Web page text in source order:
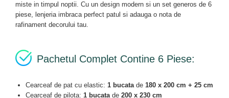
miste in timpul noptii. Cu un design modern si un set generos de 6
piese, lenjeria imbraca perfect patul si adauga o nota de
rafinament decorului tau.
Pachetul Complet Contine 6 Piese:
Cearceaf de pat cu elastic: 1 bucata de 180 x 200 cm + 25 cm
Cearceaf de pilota: 1 bucata de 200 x 230 cm